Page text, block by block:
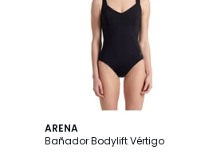
ARENA
Bañador Bodylift Vértigo
4,6
/ 5